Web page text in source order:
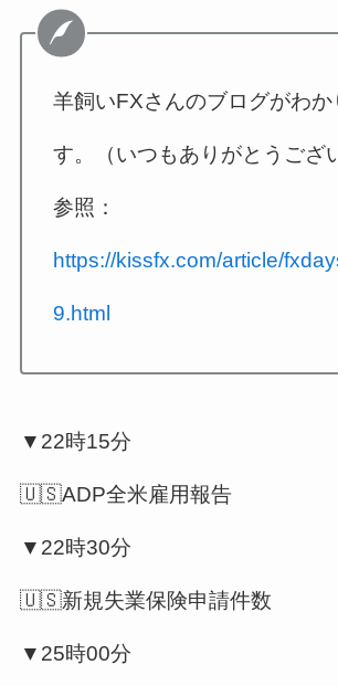
羊飼いFXさんのブログがわ
す。（いつもありがとうござ
参照：
https://kissfx.com/article/
9.html
▼22時15分
🇺🇸ADP全米雇用報告
▼22時30分
🇺🇸新規失業保険申請件数
▼25時00分